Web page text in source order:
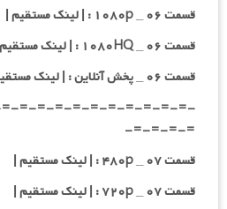
قسمت ۰۶ _ ۱۰۸۰p : | لینک مستقیم |
قسمت ۰۶ _ ۱۰۸۰HQ : | لینک مستقیم |
قسمت ۰۶ _ پخش آنلاین : | لینک مستقیم |
=-=-=-=-=-=-=-=-=-=-
=-=-=-=-
قسمت ۰۷ _ ۴۸۰p : | لینک مستقیم |
قسمت ۰۷ _ ۷۲۰p : | لینک مستقیم |